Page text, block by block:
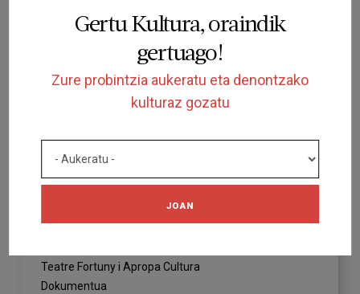
Teatre Fortuny i Apropa Cultura
Dokumentua
Gertu Kultura, oraindik
gertuago!
Zure probintzia aukeratu eta denontzako
kulturaz gozatu
JOAN